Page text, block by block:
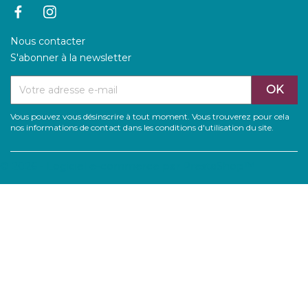
Facebook
Nous contacter
S'abonner à la newsletter
Vous pouvez vous désinscrire à tout moment. Vous trouverez pour cela
nos informations de contact dans les conditions d'utilisation du site.